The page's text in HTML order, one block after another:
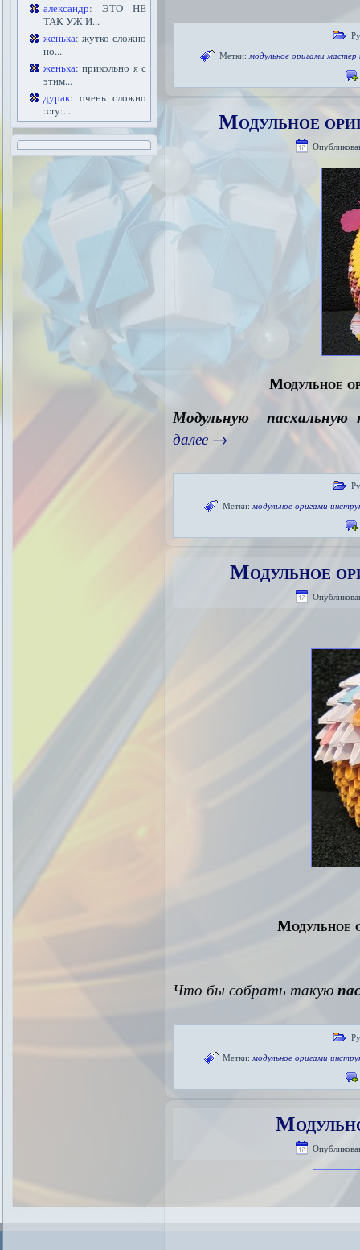
александр: ЭТО НЕ
ТАК УЖ И...
женька: жутко сложно
но...
женька: прикольно я с
этим...
дурак: очень сложно
:cry:...
Метки: модульное оригами мастер
Модульное
Модульное
Модульную пасхальную
далее →
Метки: модульное оригами
Модульное
Модульное
Что бы собрать такую
Метки: модульное оригами